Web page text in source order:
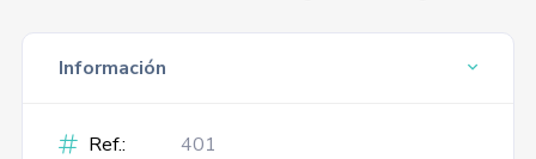
Información
Ref.: 401